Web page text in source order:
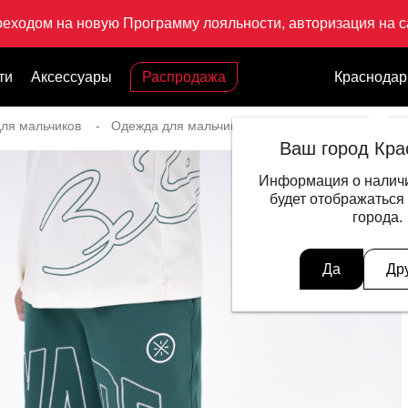
на новую Программу лояльности, авторизация на
Аксессуары Распродажа Краснодар
Ваш город
Информация о
будет
города.
Да
мальчиков Одежда для мальчиков